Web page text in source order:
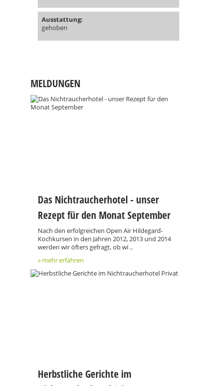
Ausstattung:
gehoben
MELDUNGEN
Das Nichtraucherhotel - unser
Rezept für den Monat September
Nach den erfolgreichen Open Air Hildegard-
Kochkursen in den Jahren 2012, 2013 und 2014
werden wir öfters gefragt, ob wi ..
» mehr erfahren
Herbstliche Gerichte im